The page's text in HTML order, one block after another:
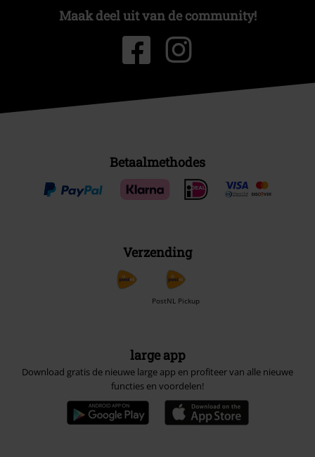
Maak deel uit van de community!
Betaalmethodes
Verzending
PostNL Pickup
large app
Download gratis de nieuwe large app en profiteer van alle nieuwe
functies en voordelen!